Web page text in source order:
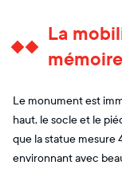
La
Le monument est
haut, le socle et le
que la statue mesure
environnant avec